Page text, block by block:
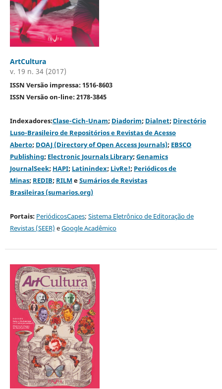
ArtCultura
v. 19 n. 34 (2017)
ISSN Versão impressa: 1516-8603
ISSN Versão on-line: 2178-3845
Indexadores:Clase-Cich-Unam; Diadorim; Dialnet; Directório
Luso-Brasileiro de Repositórios e Revistas de Acesso
Aberto; DOAJ (Directory of Open Access Journals); EBSCO
Publishing; Electronic Journals Library;Genamics
JournalSeek; HAPI; Latinindex; LivRe!; Periódicos de
Minas; REDIB; RILMeSumários de Revistas
Brasileiras (sumarios.org)
Portais: PeriódicosCapes; Sistema Eletrônico de Editoração de
Revistas (SEER) eGoogle Acadêmico